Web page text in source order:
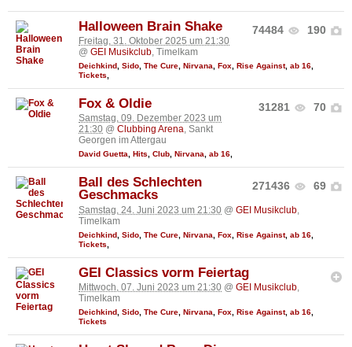
74484 190
Halloween Brain Shake
Freitag, 31. Oktober 2025 um 21:30
@ GEI Musikclub, Timelkam
Deichkind Sido The Cure Nirvana Fox Rise Against, ab 16
Tickets
31281 70
Fox & Oldie
Samstag, 09. Dezember 2023 um
21:30 @ Clubbing Arena, Sankt
Georgen im Attergau
David Guetta, Hits, Club, Nirvana, ab 16,
271436 69
Ball des Schlechten
Geschmacks
Samstag, 24. Juni 2023 um 21:30 @ GEI Musikclub,
Timelkam
Deichkind Sido The Cure Nirvana Fox Rise Against, ab 16
Tickets
GEI Classics vorm Feiertag
Mittwoch, 07. Juni 2023 um 21:30 @ GEI Musikclub,
Timelkam
Deichkind Sido The Cure Nirvana Fox Rise Against, ab 16
Tickets